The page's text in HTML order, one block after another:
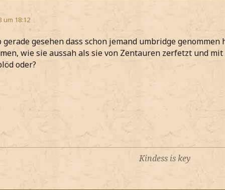
um 18:12
gerade gesehen dass schon jemand umbridge
wie sie aussah als sie von Zentauren zerfetzt und
oder?
Kindess is key